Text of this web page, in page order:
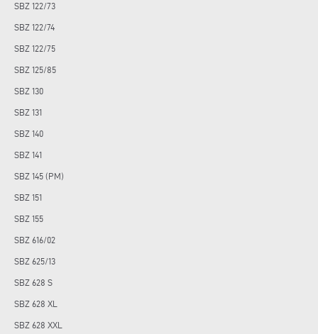
SBZ 122/73
SBZ 122/74
SBZ 122/75
SBZ 125/85
SBZ 130
SBZ 131
SBZ 140
SBZ 141
SBZ 145 (PM)
SBZ 151
SBZ 155
SBZ 616/02
SBZ 625/13
SBZ 628 S
SBZ 628 XL
SBZ 628 XXL